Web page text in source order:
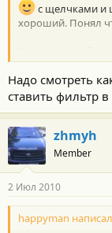
с щелчками и
хороший. Понял
Надо смотреть
ставить фильтр
zhmyh
Member
2 Июл 2010
happyman